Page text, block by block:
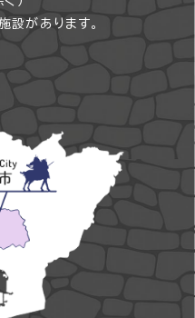
設があります。